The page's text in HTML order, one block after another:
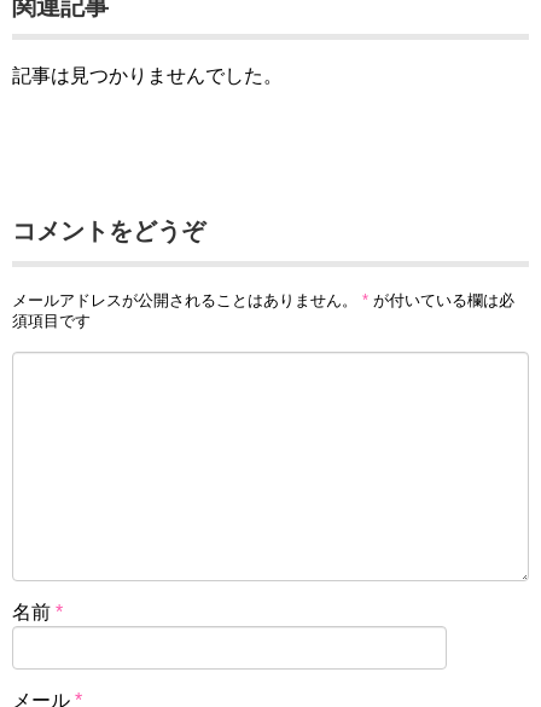
関連記事
記事は見つかりませんでした。
コメントをどうぞ
メールアドレスが公開されることはありません。 * が付いている欄は必
須項目です
名前 *
メール *